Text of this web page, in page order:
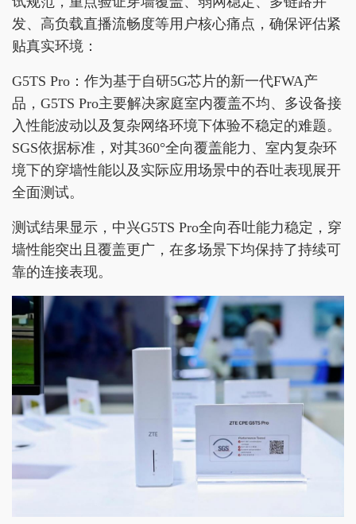
发、高负载直播流畅度等用户核心痛点，确保评估紧
贴真实环境：
G5TS Pro：作为基于自研5G芯片的新一代FWA产
品，G5TS Pro主要解决家庭室内覆盖不均、多设备接
入性能波动以及复杂网络环境下体验不稳定的难题。
SGS依据标准，对其360°全向覆盖能力、室内复杂环
境下的穿墙性能以及实际应用场景中的吞吐表现展开
全面测试。
测试结果显示，中兴G5TS Pro全向吞吐能力稳定，穿
墙性能突出且覆盖更广，在多场景下均保持了持续可
靠的连接表现。